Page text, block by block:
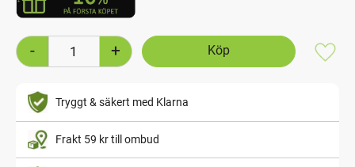
+
-
Tryggt & säkert med Klarna
Frakt 59 kr till ombud